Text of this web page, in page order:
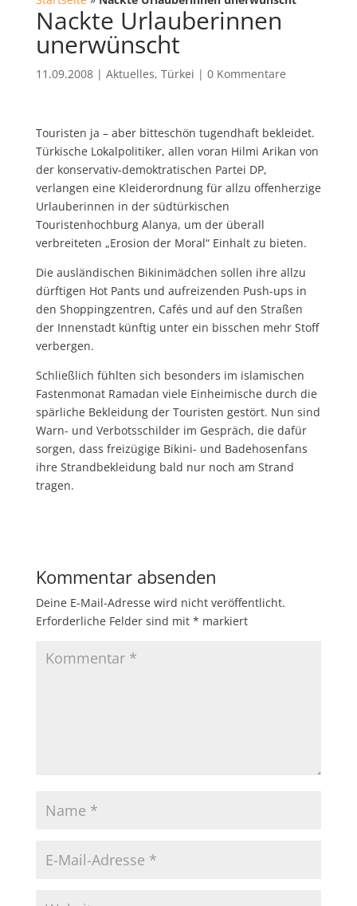
Nackte Urlauberinnen
unerwünscht
11.09.2008| Aktuelles, Türkei | 0 Kommentare
Touristen ja – aber bitteschön tugendhaft bekleidet.
Türkische Lokalpolitiker, allen voran Hilmi Arikan von
der konservativ-demoktratischen Partei DP,
verlangen eine Kleiderordnung für allzu offenherzige
Urlauberinnen in der südtürkischen
Touristenhochburg Alanya, um der überall
verbreiteten „Erosion der Moral“ Einhalt zu bieten.
Die ausländischen Bikinimädchen sollen ihre allzu
dürftigen Hot Pants und aufreizenden Push-ups in
den Shoppingzentren, Cafés und auf den Straßen
der Innenstadt künftig unter ein bisschen mehr Stoff
verbergen.
Schließlich fühlten sich besonders im islamischen
Fastenmonat Ramadan viele Einheimische durch die
spärliche Bekleidung der Touristen gestört. Nun sind
Warn- und Verbotsschilder im Gespräch, die dafür
sorgen, dass freizügige Bikini- und Badehosenfans
ihre Strandbekleidung bald nur noch am Strand
tragen.
Kommentar absenden
Deine E-Mail-Adresse wird nicht veröffentlicht.
Erforderliche Felder sind mit * markiert